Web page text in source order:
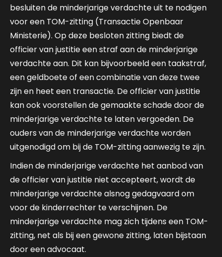
besluiten de minderjarige verdachte uit te nodigen
voor een TOM-zitting (Transactie Openbaar
Ministerie). Op deze besloten zitting biedt de
officier van justitie een straf aan de minderjarige
verdachte aan. Dit kan bijvoorbeeld een taakstraf,
een geldboete of een combinatie van deze twee
zijn en heet een transactie. De officier van justitie
kan ook voorstellen de gemaakte schade door de
minderjarige verdachte te laten vergoeden. De
ouders van de minderjarige verdachte worden
uitgenodigd om bij de TOM-zitting aanwezig te zijn.
Indien de minderjarige verdachte het aanbod van
de officier van justitie niet accepteert, wordt de
minderjarige verdachte alsnog gedagvaard om
voor de kinderrechter te verschijnen. De
minderjarige verdachte mag zich tijdens een TOM-
zitting, net als bij een gewone zitting, laten bijstaan
door een advocaat.